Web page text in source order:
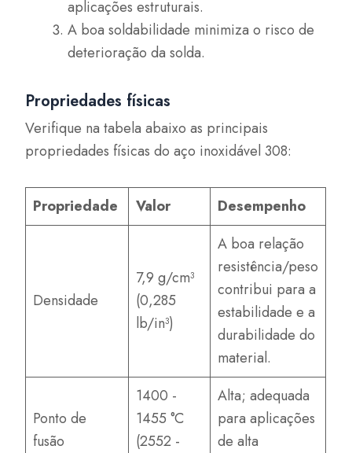
aplicações estruturais.
A boa soldabilidade minimiza o risco de
deterioração da solda.
Propriedades físicas
Verifique na tabela abaixo as principais
propriedades físicas do aço inoxidável 308:
Propriedade Valor Desempenho
Densidade
7,9 g/cm³
(0,285
lb/in³)
A boa relação
resistência/peso
contribui para a
estabilidade e a
durabilidade do
material.
Ponto de
fusão
1400 -
1455 °C
(2552 -
Alta; adequada
para aplicações
de alta